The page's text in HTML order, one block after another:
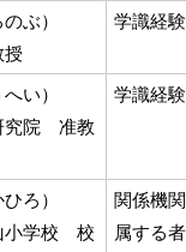
ぶ）
授
学識経
い）
究院 准教
学識経
ろ）
小学校 校
関係機
属する者